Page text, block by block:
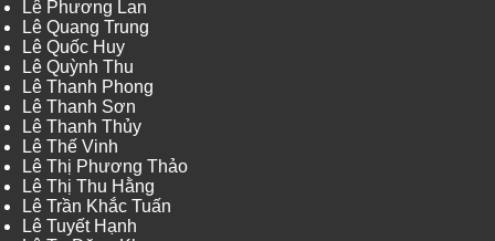
Lê Phương Lan
Lê Quang Trung
Lê Quốc Huy
Lê Quỳnh Thu
Lê Thanh Phong
Lê Thanh Sơn
Lê Thanh Thủy
Lê Thế Vinh
Lê Thị Phương Thảo
Lê Thị Thu Hằng
Lê Trần Khắc Tuấn
Lê Tuyết Hạnh